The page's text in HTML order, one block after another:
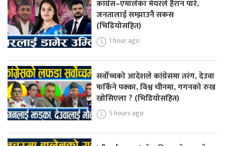
कांग्रेस–एमालेका मेयरले हैरान पारे,
जनतालाई सम्झाउनै सकस
(भिडियोसहित)
1 hour ago
सर्वोच्चको आदेशले कांग्रेसमा तरंग, देउवा
फर्किने पक्का, विश्व चीनमा, गगनको रुख
खोसिएला ? (भिडियोसहित)
5 hours ago